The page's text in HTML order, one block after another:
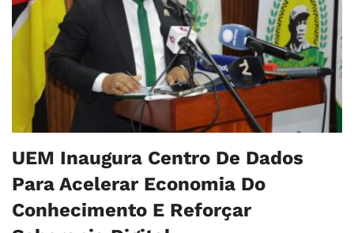
UEM Inaugura Centro De Dados
Para Acelerar Economia Do
Conhecimento E Reforçar